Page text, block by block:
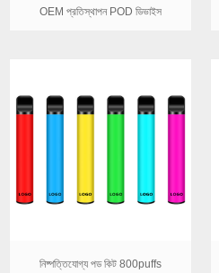
OEM প্রতিস্থাপন POD ডিভাইস
নিষ্পত্তিযোগ্য পড কিট 800puffs